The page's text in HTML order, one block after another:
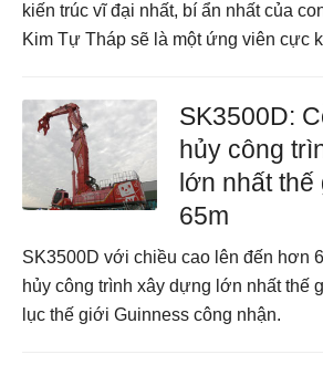
kiến trúc vĩ đại nhất, bí ẩn nhất của
Kim Tự Tháp sẽ là một ứng viên cực
SK3500D:
hủy công
lớn nhất thế
65m
SK3500D với chiều cao lên đến hơn
hủy công trình xây dựng lớn nhất thế
lục thế giới Guinness công nhận.